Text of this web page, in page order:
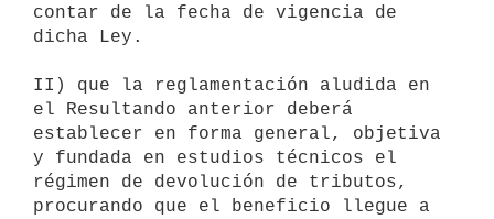
contar de la fecha de vigencia de
dicha Ley.
II) que la reglamentación aludida en
el Resultando anterior deberá
establecer en forma general, objetiva
y fundada en estudios técnicos el
régimen de devolución de tributos,
procurando que el beneficio llegue a